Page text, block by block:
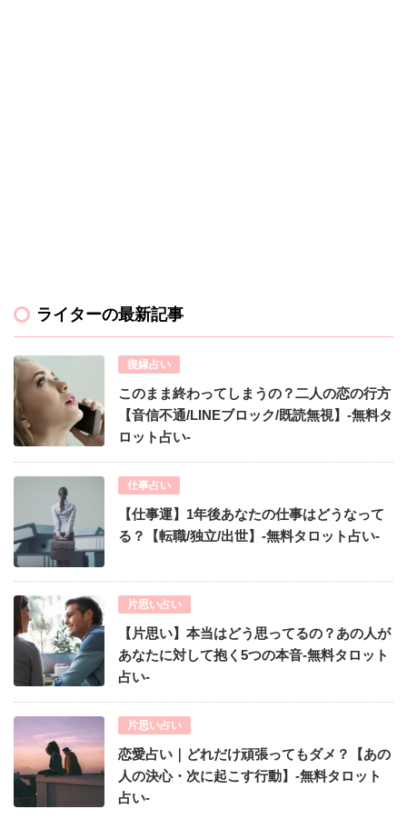
ライターの最新記事
復縁占い
このまま終わってしまうの？二人の恋の行方
【音信不通/LINEブロック/既読無視】-無料タ
ロット占い-
仕事占い
【仕事運】1年後あなたの仕事はどうなって
る？【転職/独立/出世】-無料タロット占い-
片思い占い
【片思い】本当はどう思ってるの？あの人が
あなたに対して抱く5つの本音-無料タロット
占い-
片思い占い
恋愛占い｜どれだけ頑張ってもダメ？【あの
人の決心・次に起こす行動】-無料タロット
占い-